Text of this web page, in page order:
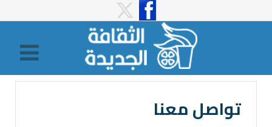
تواصل معنا